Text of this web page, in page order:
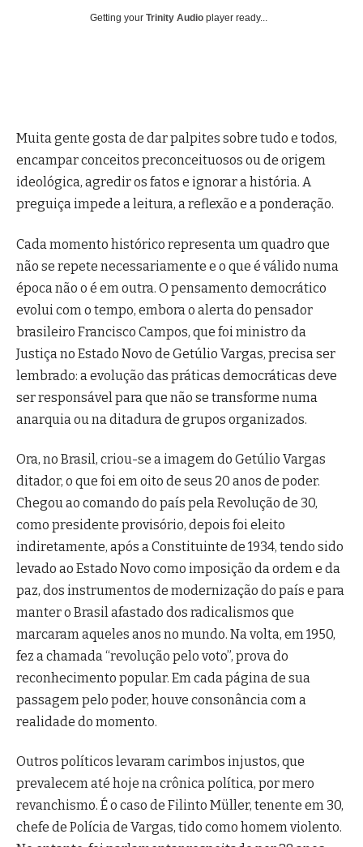
Getting your Trinity Audio player ready...
Muita gente gosta de dar palpites sobre tudo e todos,
encampar conceitos preconceituosos ou de origem
ideológica, agredir os fatos e ignorar a história. A
preguiça impede a leitura, a reflexão e a ponderação.
Cada momento histórico representa um quadro que
não se repete necessariamente e o que é válido numa
época não o é em outra. O pensamento democrático
evolui com o tempo, embora o alerta do pensador
brasileiro Francisco Campos, que foi ministro da
Justiça no Estado Novo de Getúlio Vargas, precisa ser
lembrado: a evolução das práticas democráticas deve
ser responsável para que não se transforme numa
anarquia ou na ditadura de grupos organizados.
Ora, no Brasil, criou-se a imagem do Getúlio Vargas
ditador, o que foi em oito de seus 20 anos de poder.
Chegou ao comando do país pela Revolução de 30,
como presidente provisório, depois foi eleito
indiretamente, após a Constituinte de 1934, tendo sido
levado ao Estado Novo como imposição da ordem e da
paz, dos instrumentos de modernização do país e para
manter o Brasil afastado dos radicalismos que
marcaram aqueles anos no mundo. Na volta, em 1950,
fez a chamada “revolução pelo voto”, prova do
reconhecimento popular. Em cada página de sua
passagem pelo poder, houve consonância com a
realidade do momento.
Outros políticos levaram carimbos injustos, que
prevalecem até hoje na crônica política, por mero
revanchismo. É o caso de Filinto Müller, tenente em 30,
chefe de Polícia de Vargas, tido como homem violento.